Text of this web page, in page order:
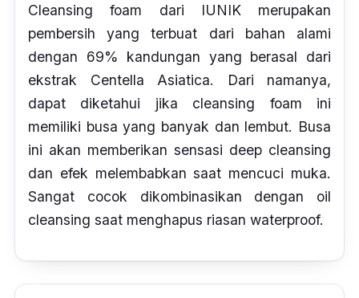
Cleansing foam dari IUNIK merupakan
pembersih yang terbuat dari bahan alami
dengan 69% kandungan yang berasal dari
ekstrak Centella Asiatica. Dari namanya,
dapat diketahui jika cleansing foam ini
memiliki busa yang banyak dan lembut. Busa
ini akan memberikan sensasi deep cleansing
dan efek melembabkan saat mencuci muka.
Sangat cocok dikombinasikan dengan oil
cleansing saat menghapus riasan waterproof.